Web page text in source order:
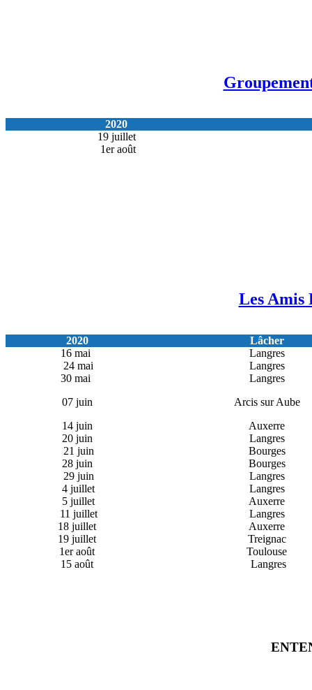
2020
19 juillet
1er août
Les Amis
2020
Lâcher
16 mai
Langres
24 mai
Langres
30 mai
Langres
07 juin
Arcis sur Aube
14 juin
Auxerre
20 juin
Langres
21 juin
Bourges
28 juin
Bourges
29 juin
Langres
4 juillet
Langres
5 juillet
Auxerre
11 juillet
Langres
18 juillet
Auxerre
19 juillet
Treignac
1er août
Toulouse
15 août
Langres